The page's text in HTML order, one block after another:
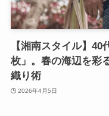
【湘南スタイル】
枚」。春の海辺を彩
織り術
2026年4月5日